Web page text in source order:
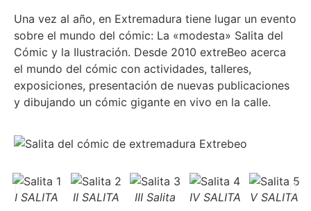
Una vez al año, en Extremadura tiene lugar un evento
sobre el mundo del cómic: La «modesta» Salita del
Cómic y la Ilustración. Desde 2010 extreBeo acerca
el mundo del cómic con actividades, talleres,
exposiciones, presentación de nuevas publicaciones
y dibujando un cómic gigante en vivo en la calle.
I SALITA II SALITA III Salita IV SALITA V SALITA